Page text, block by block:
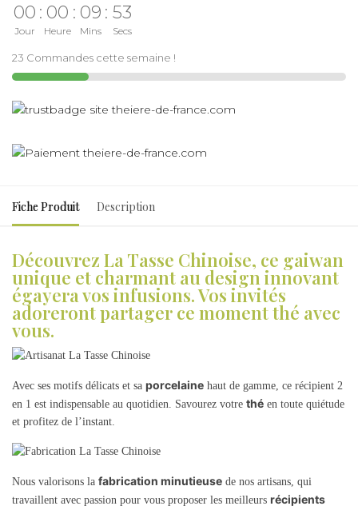
00
Jour
: 00
Heure
: 09
Mins
: 53
Secs
23 Commandes cette semaine !
Fiche Produit Description
Découvrez La Tasse Chinoise, ce gaiwan
unique et charmant au design innovant
égayera vos infusions. Vos invités
adoreront partager ce moment thé avec
vous.
Avec ses motifs délicats et sa porcelaine haut de gamme, ce récipient 2
en 1 est indispensable au quotidien. Savourez votre thé en toute quiétude
et profitez de l’instant.
Nous valorisons la fabrication minutieuse de nos artisans, qui
travaillent avec passion pour vous proposer les meilleurs récipients